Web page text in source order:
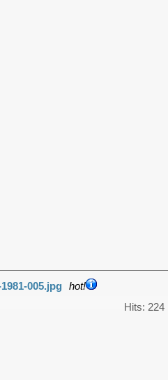
005.jpg hot!
Hits: 224